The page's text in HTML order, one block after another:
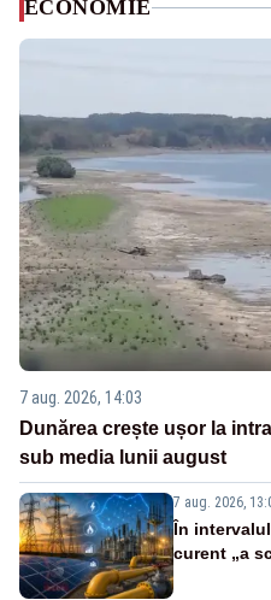
ECONOMIE
7 aug. 2026, 14:03
Dunărea crește ușor la
sub media lunii august
7 aug. 2026,
În
curent „a